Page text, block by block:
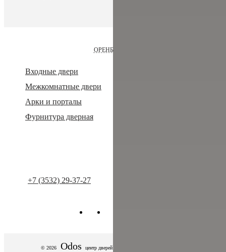
ОРЕНБУРГ
Входные двери
Межкомнатные двери
Арки и порталы
Фурнитура дверная
+7 (3532) 29-37-27
© 2026 Odos центр дверей